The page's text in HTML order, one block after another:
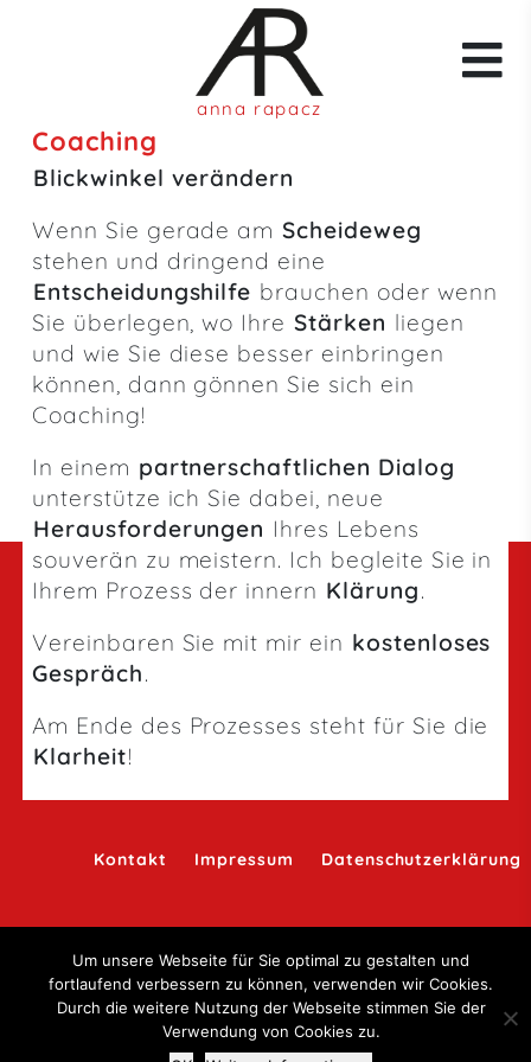
anna rapacz
Coaching
Blickwinkel verändern
Wenn Sie gerade am Scheideweg
stehen und dringend eine
Entscheidungshilfe brauchen oder wenn
Sie überlegen, wo Ihre Stärken liegen
und wie Sie diese besser einbringen
können, dann gönnen Sie sich ein
Coaching!
In einem partnerschaftlichen Dialog
unterstütze ich Sie dabei, neue
Herausforderungen Ihres Lebens
souverän zu meistern. Ich begleite Sie in
Ihrem Prozess der innern Klärung.
Vereinbaren Sie mit mir ein kostenloses
Gespräch.
Am Ende des Prozesses steht für Sie die
Klarheit!
Kontakt Impressum Datenschutzerklärung
Um unsere Webseite für Sie optimal zu gestalten und
fortlaufend verbessern zu können, verwenden wir Cookies.
Durch die weitere Nutzung der Webseite stimmen Sie der
Verwendung von Cookies zu.